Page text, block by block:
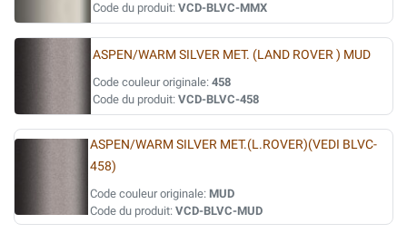
Code du produit: VCD-BLVC-MMX
ASPEN/WARM SILVER MET. (LAND ROVER ) MUD
Code couleur originale: 458
Code du produit: VCD-BLVC-458
ASPEN/WARM SILVER MET.(L.ROVER)(VEDI BLVC-
458)
Code couleur originale: MUD
Code du produit: VCD-BLVC-MUD